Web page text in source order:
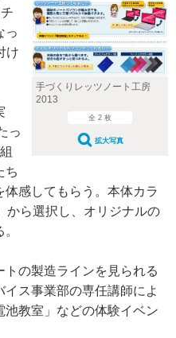
手づくりレッツノート工房
2013
全 2 枚
拡大写真
っ
け
っ
ち
感してもらう。本体カラ
から選択し、オリジナルの
の製造ラインを見られる
イス事業部の専任講師によ
池教室」などの体験イベン